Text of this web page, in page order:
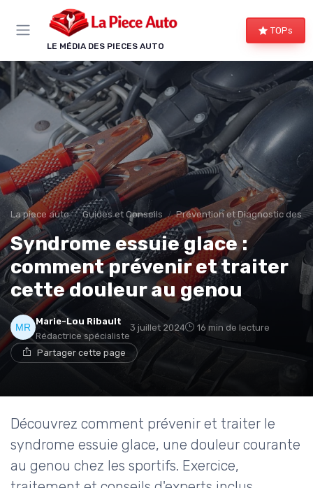
LE MÉDIA DES PIECES AUTO
TOPs
La piece auto Guides et Conseils Prévention et Diagnostic des
Syndrome essuie glace :
comment prévenir et traiter
cette douleur au genou
Marie-Lou Ribault
Rédactrice spécialiste
3 juillet 2024 16 min de lecture
Partager cette page
Découvrez comment prévenir et traiter le
syndrome essuie glace, une douleur courante
au genou chez les sportifs. Exercice,
Panneau de gestion des cookies